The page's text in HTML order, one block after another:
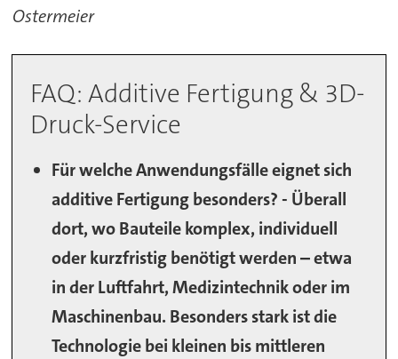
Ostermeier
FAQ: Additive Fertigung & 3D-
Druck-Service
Für welche Anwendungsfälle eignet sich
additive Fertigung besonders? - Überall
dort, wo Bauteile komplex, individuell
oder kurzfristig benötigt werden – etwa
in der Luftfahrt, Medizintechnik oder im
Maschinenbau. Besonders stark ist die
Technologie bei kleinen bis mittleren